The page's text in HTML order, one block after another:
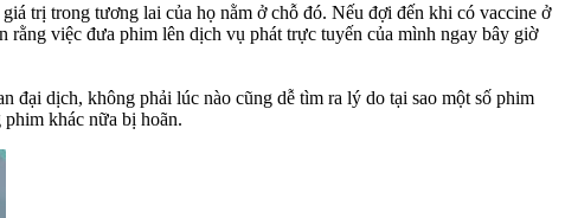
trị trong tương lai của họ nằm ở chỗ đó. Nếu đợi đến khi có vaccine ở
rằng việc đưa phim lên dịch vụ phát trực tuyến của mình ngay bây giờ
dịch, không phải lúc nào cũng dễ tìm ra lý do tại sao một số phim
khác nữa bị hoãn.